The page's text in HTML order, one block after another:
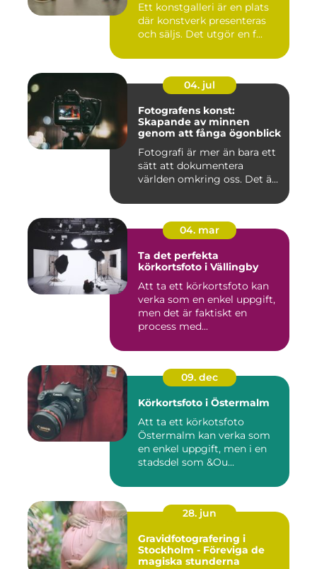
Ett konstgalleri är en plats
där konstverk presenteras
och säljs. Det utgör en f...
04. jul
Fotografens konst:
Skapande av minnen
genom att fånga ögonblick
Fotografi är mer än bara ett
sätt att dokumentera
världen omkring oss. Det ä...
04. mar
Ta det perfekta
körkortsfoto i Vällingby
Att ta ett körkortsfoto kan
verka som en enkel uppgift,
men det är faktiskt en
process med...
09. dec
Körkortsfoto i Östermalm
Att ta ett körkotsfoto
Östermalm kan verka som
en enkel uppgift, men i en
stadsdel som &Ou...
28. jun
Gravidfotografering i
Stockholm - Föreviga de
magiska stunderna